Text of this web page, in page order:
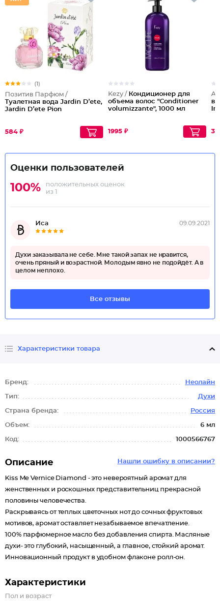
(1)
Позитив Парфюм /
Туалетная вода Jardin D’ete,
Jardin D’ete Pion
584 ₽
Kezy / Кондиционер для
объема волос "Conditioner
volumizzante", 1000 мл
1995 ₽
Оценки пользователей
100%
положительных оценок
из 1
Иса 09.09.2021
Духи заказывала не себе. Мне такой запах не нравится,
очень пряный и возрастной. Молодым явно не подойдёт. А в
целом неплохо.
Все отзывы
Характеристики товара
Бренд: Неолайн
Тип: Духи
Страна бренда: Россия
Объем: 6 мл
Код: 1000566767
Нашли ошибку в описании?
Описание
Kiss Me Vernice Diamond - это невероятный аромат для
женственных и роскошных представительниц прекрасной
половины человечества.
Раскрываясь от теплых цветочных нот до сочных фруктовых
мотивов, аромат оставляет незабываемое впечатление.
100% парфюмерное масло без добавления спирта. Масляные
духи- это глубокий, насыщенный, а главное, стойкий аромат.
Инновационный продукт в удобном флаконе ролл-он.
Характеристики
Пол и возраст